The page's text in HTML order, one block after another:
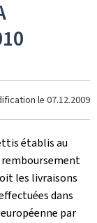
le 07.12.2009
établis au
remboursement
les livraisons
dans
par